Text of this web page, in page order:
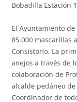
Bobadilla Estación
El Ayuntamiento
85.000 mascarillas
Consistorio. La
anejos a través de
colaboración de
alcalde pedáneo
Coordinador de